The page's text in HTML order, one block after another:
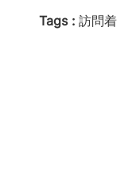
Tags : 訪問着